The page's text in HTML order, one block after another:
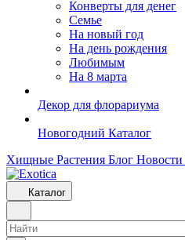
Конверты для денег
Семье
На новый год
На день рождения
Любимым
На 8 марта
Декор для флорариума
Новогодний Каталог
Хищные Растения Блог Новости
Каталог